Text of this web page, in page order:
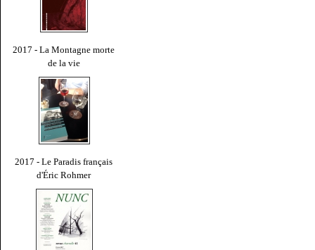
2017 - La Montagne morte
de la vie
2017 - Le Paradis français
d'Éric Rohmer